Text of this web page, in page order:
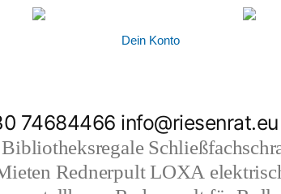
Dein Konto
74684466 info@riesenrat.eu
Rednerpult LOXA